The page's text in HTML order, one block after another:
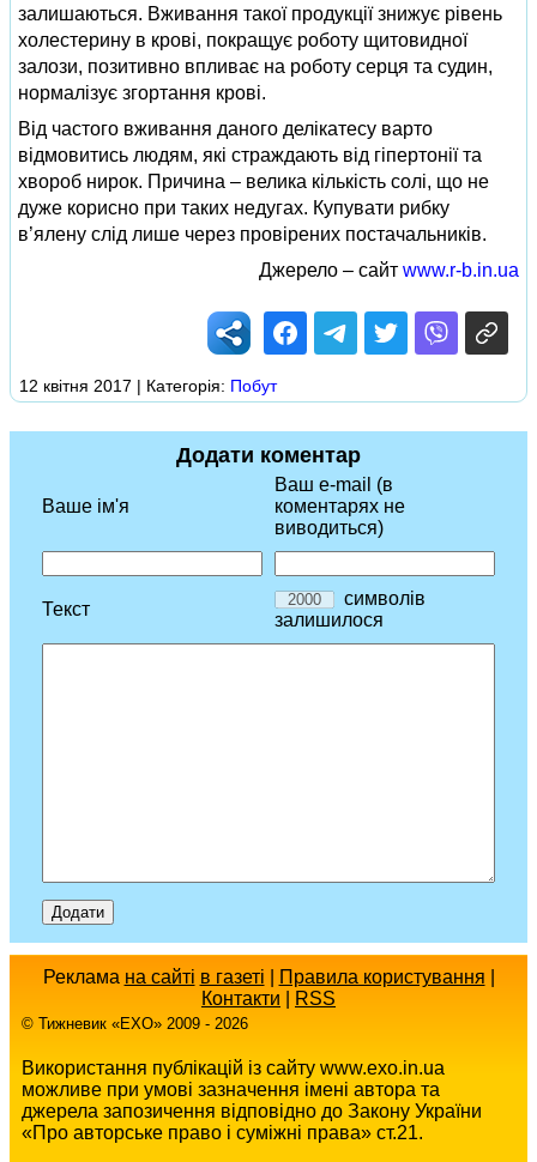
залишаються. Вживання такої продукції знижує рівень
холестерину в крові, покращує роботу щитовидної
залози, позитивно впливає на роботу серця та судин,
нормалізує згортання крові.
Від частого вживання даного делікатесу варто
відмовитись людям, які страждають від гіпертонії та
хвороб нирок. Причина – велика кількість солі, що не
дуже корисно при таких недугах. Купувати рибку
в’ялену слід лише через провірених постачальників.
Джерело – сайт www.r-b.in.ua
12 квітня 2017 | Категорія: Побут
Додати коментар
Ваше ім'я
Ваш e-mail (в
коментарях не
виводиться)
Текст
символів
залишилося
Реклама на сайті в газеті Правила користування
Контакти
RSS
© Тижневик «EХO» 2009 - 2026
Використання публікацій із сайту www.exo.in.ua
можливе при умові зазначення імені автора та
джерела запозичення відповідно до Закону України
«Про авторське право і суміжні права» ст.21.